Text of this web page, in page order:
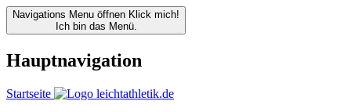
Navigations Menu öffnen Klick mich!
Ich bin das Menü.
Hauptnavigation
Startseite